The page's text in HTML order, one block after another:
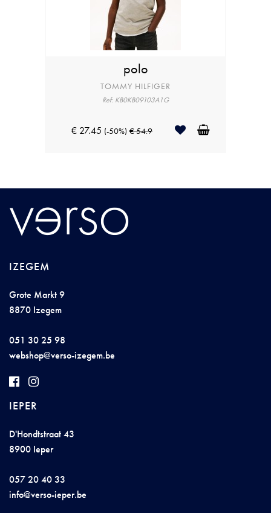
polo
TOMMY HILFIGER
Ref: KB0KB09103A1G
€ 27.45 (-50%) € 54.9
IZEGEM
Grote Markt 9
8870 Izegem
051 30 25 98
webshop@verso-izegem.be
IEPER
D'Hondtstraat 43
8900 Ieper
057 20 40 33
info@verso-ieper.be